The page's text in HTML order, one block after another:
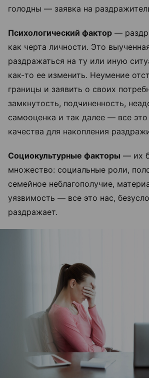
голодны — заявка на
Психологический фактор —
как черта личности. Это
раздражаться на ту или иную
как-то ее изменить. Неумение
границы и заявить о своих
замкнутость, подчиненность,
самооценка и так далее — все
качества для накопления
Социокультурные факторы — их
множество: социальные роли,
семейное неблагополучие,
уязвимость — все это нас,
раздражает.